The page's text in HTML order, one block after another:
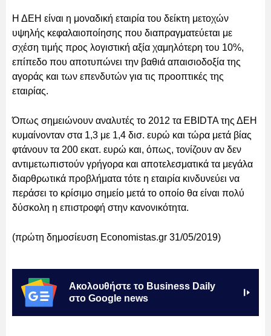
Η ΔΕΗ είναι η μοναδική εταιρία του δείκτη μετοχών
υψηλής κεφαλαιοποίησης που διαπραγματεύεται με
σχέση τιμής προς λογιστική αξία χαμηλότερη του 10%,
επίπεδο που αποτυπώνει την βαθιά απαισιοδοξία της
αγοράς και των επενδυτών για τις προοπτικές της
εταιρίας.
Όπως σημειώνουν αναλυτές το 2012 τα EBIDTA της ΔΕΗ
κυμαίνονταν στα 1,3 με 1,4 δισ. ευρώ και τώρα μετά βίας
φτάνουν τα 200 εκατ. ευρώ και, όπως, τονίζουν αν δεν
αντιμετωπιστούν γρήγορα και αποτελεσματικά τα μεγάλα
διαρθρωτικά προβλήματα τότε η εταιρία κινδυνεύει να
περάσει το κρίσιμο σημείο μετά το οποίο θα είναι πολύ
δύσκολη η επιστροφή στην κανονικότητα.
(πρώτη δημοσίευση Economistas.gr 31/05/2019)
Ακολουθήστε το Business Daily
στο Google news